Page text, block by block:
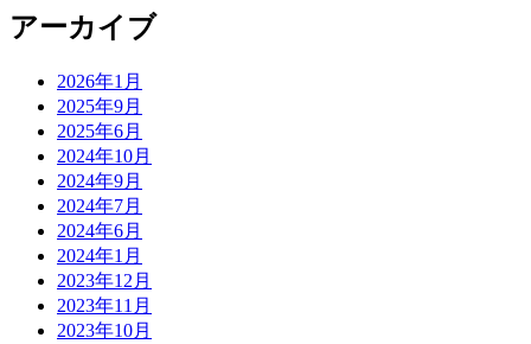
アーカイブ
2026年1月
2025年9月
2025年6月
2024年10月
2024年9月
2024年7月
2024年6月
2024年1月
2023年12月
2023年11月
2023年10月